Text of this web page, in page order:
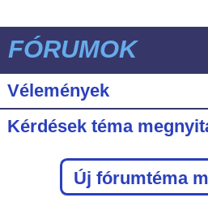
FÓRUMOK
Vélemények
Kérdések téma
Új fórumtéma